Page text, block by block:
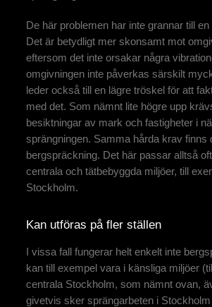
De här problemen har inte grannar till
Det är betydligt mer skonsamt mot
eftersom det inte orsakar några
omgivningen inte påverkas särskilt
leder också till en lägre tröskel för att
med det. Som nämnt lite högre upp
besiktningar av mark och fastigheter i
sprängningen. Samma hårda krav finns
bergspräckning. Det här passar alltså
centrala och tätbebyggda miljöer, till
Stockholm.
Kan utföras på fler ställen
I vissa fall fungerar helt enkelt inte
kan till exempel vara i känsliga miljöer
centrala Stockholm, som nämnt ovan,
givetvis sker sprängarbeten i